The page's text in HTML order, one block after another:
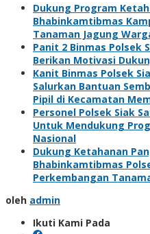
Dukung Program
Bhabinkamtibmas
Tanaman Jagung
Panit 2 Binmas Polsek
Berikan Motivasi
Kanit Binmas Polsek
Salurkan Bantuan
Pipil di Kecamatan
Personel Polsek Siak
Untuk Mendukung
Nasional
Dukung Ketahanan
Bhabinkamtibmas
Perkembangan
oleh admin
Ikuti Kami Pada